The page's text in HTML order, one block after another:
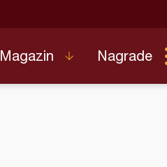
Magazin Nagrade